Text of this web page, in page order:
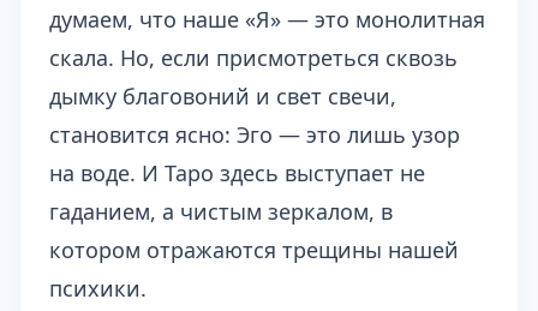
думаем, что наше «Я» — это монолитная
скала. Но, если присмотреться сквозь
дымку благовоний и свет свечи,
становится ясно: Эго — это лишь узор
на воде. И Таро здесь выступает не
гаданием, а чистым зеркалом, в
котором отражаются трещины нашей
психики.